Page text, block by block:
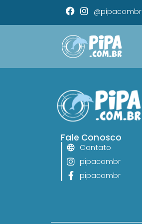
@pipacombr
Fale Conosco
Contato
pipacombr
pipacombr